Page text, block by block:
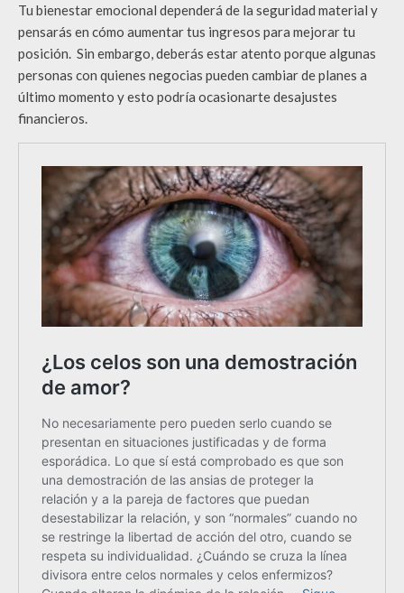
Tu bienestar emocional dependerá de la seguridad material y
pensarás en cómo aumentar tus ingresos para mejorar tu
posición. Sin embargo, deberás estar atento porque algunas
personas con quienes negocias pueden cambiar de planes a
último momento y esto podría ocasionarte desajustes
financieros.